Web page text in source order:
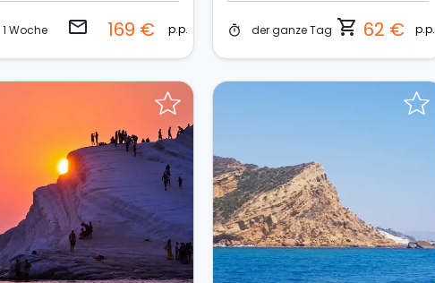
1 Woche email 169 € p.p. timer der ganze Tag shopping_cart 62 € p.p.